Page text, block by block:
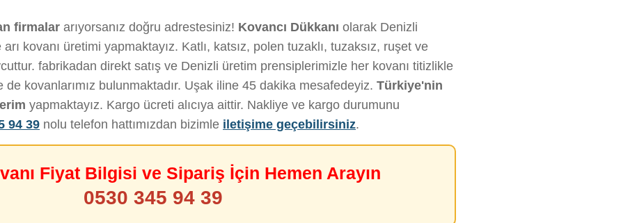
firmalar arıyorsanız doğru adrestesiniz! Kovancı Dükkanı olarak Denizli
kovanı üretimi yapmaktayız. Katlı, katsız, polen tuzaklı, tuzaksız, ruşet ve
fabrikadan direkt satış ve Denizli üretim prensiplerimizle her kovanı titizlikle
kovanlarımız bulunmaktadır. Uşak iline 45 dakika mesafedeyiz. Türkiye'nin
yapmaktayız. Kargo ücreti alıcıya aittir. Nakliye ve kargo durumunu
94 39 nolu telefon hattımızdan bizimle iletişime geçebilirsiniz.
Fiyat Bilgisi ve Sipariş İçin Hemen Arayın
0530 345 94 39